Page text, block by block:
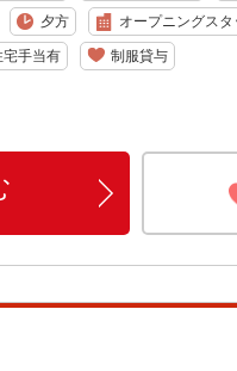
夕方 オープニングスタ
手当有 制服貸与